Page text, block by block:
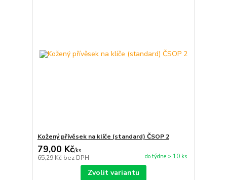
Kožený přívěsek na klíče (standard) ČSOP 2
79,00 Kč/ks
65,29 Kč bez DPH do týdne > 10 ks
Zvolit variantu